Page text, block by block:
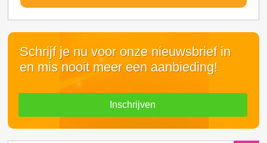
Schrijf je nu voor onze nieuwsbrief in
en mis nooit meer een aanbieding!
Inschrijven